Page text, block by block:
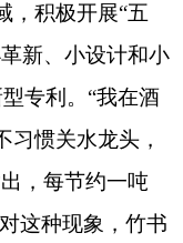
积极开展“五
新、小设计和小
专利。“我在酒
习惯关水龙头，
，每节约一吨
这种现象，竹书